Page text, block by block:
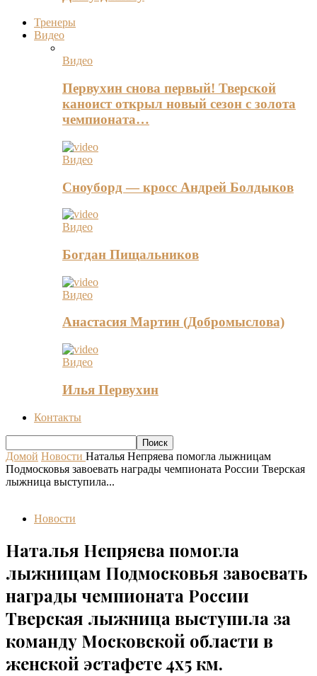
Тренеры
Видео
Видео
Первухин снова первый! Тверской
каноист открыл новый сезон с золота
чемпионата…
Видео
Сноуборд — кросс Андрей Болдыков
Видео
Богдан Пищальников
Видео
Анастасия Мартин (Добромыслова)
Видео
Илья Первухин
Контакты
Домой Новости Наталья Непряева помогла лыжницам
Подмосковья завоевать награды чемпионата России Тверская
лыжница выступила...
Новости
Наталья Непряева помогла
лыжницам Подмосковья завоевать
награды чемпионата России
Тверская лыжница выступила за
команду Московской области в
женской эстафете 4х5 км.